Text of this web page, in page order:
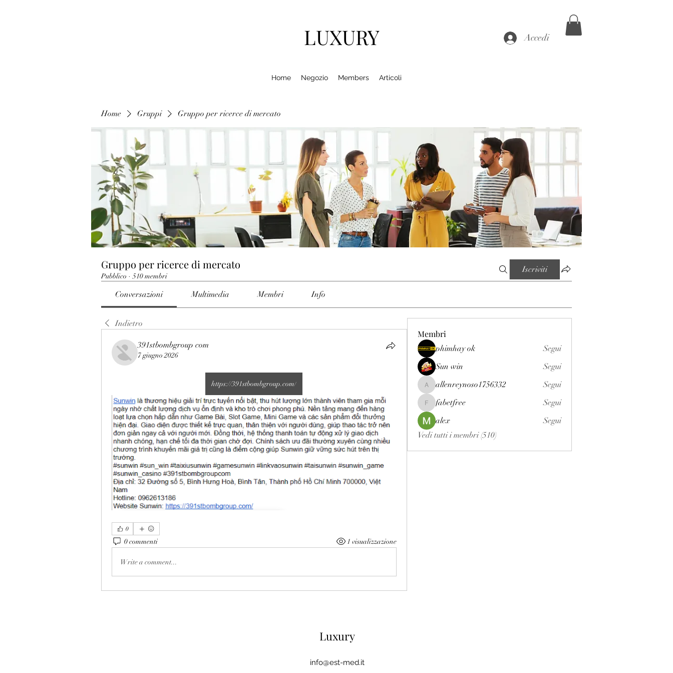
LUXURY Accedi
Home Negozio Members Articoli
Home Gruppi Gruppo per ricerce di mercato
Gruppo per ricerce di mercato
Pubblico · 510 membri
Iscriviti
Conversazioni Multimedia Membri Info
Indietro
391stbombgroup com
7 giugno 2026
https://391stbombgroup.com/
0
0 commenti 1 visualizzazione
Write a comment...
Membri
phimhay ok
Segui
Sun win
Segui
allenreynoso1756332
allenreynoso1756332 Segui
fabetfree
fabetfree
Segui
alex
Segui
Vedi tutti i membri (510)
Luxury
info@est-med.it